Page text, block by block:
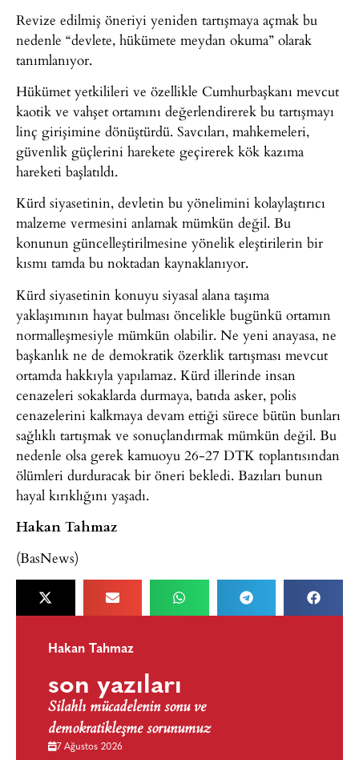
Revize edilmiş öneriyi yeniden tartışmaya açmak bu
nedenle “devlete, hükümete meydan okuma” olarak
tanımlanıyor.
Hükümet yetkilileri ve özellikle Cumhurbaşkanı mevcut
kaotik ve vahşet ortamını değerlendirerek bu tartışmayı
linç girişimine dönüştürdü. Savcıları, mahkemeleri,
güvenlik güçlerini harekete geçirerek kök kazıma
hareketi başlatıldı.
Kürd siyasetinin, devletin bu yönelimini kolaylaştırıcı
malzeme vermesini anlamak mümkün değil. Bu
konunun güncelleştirilmesine yönelik eleştirilerin bir
kısmı tamda bu noktadan kaynaklanıyor.
Kürd siyasetinin konuyu siyasal alana taşıma
yaklaşımının hayat bulması öncelikle bugünkü ortamın
normalleşmesiyle mümkün olabilir. Ne yeni anayasa, ne
başkanlık ne de demokratik özerklik tartışması mevcut
ortamda hakkıyla yapılamaz. Kürd illerinde insan
cenazeleri sokaklarda durmaya, batıda asker, polis
cenazelerini kalkmaya devam ettiği sürece bütün bunları
sağlıklı tartışmak ve sonuçlandırmak mümkün değil. Bu
nedenle olsa gerek kamuoyu 26-27 DTK toplantısından
ölümleri durduracak bir öneri bekledi. Bazıları bunun
hayal kırıklığını yaşadı.
Hakan Tahmaz
(BasNews)
Hakan Tahmaz
son yazıları
Silahlı mücadelenin sonu ve
demokratikleşme sorunumuz
7 Ağustos 2026